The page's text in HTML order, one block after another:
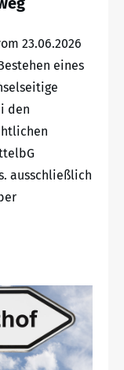
23.06.2026
eines
den
ausschließlich